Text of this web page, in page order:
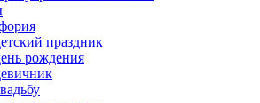
праздник
рождения